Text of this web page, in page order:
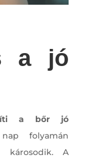
a jó
a bőr jó
folyamán
károsodik. A